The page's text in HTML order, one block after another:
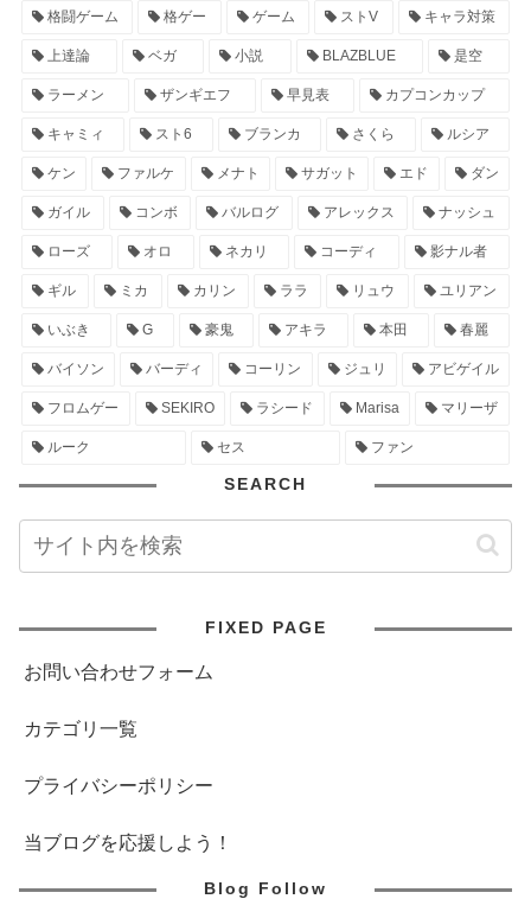
格闘ゲーム 格ゲー ゲーム ストV キャラ対策
上達論 ベガ 小説 BLAZBLUE 是空
ラーメン ザンギエフ 早見表 カプコンカップ
キャミィ スト6 ブランカ さくら ルシア
ケン ファルケ メナト サガット エド ダン
ガイル コンボ バルログ アレックス ナッシュ
ローズ オロ ネカリ コーディ 影ナル者
ギル ミカ カリン ララ リュウ ユリアン
いぶき G 豪鬼 アキラ 本田 春麗
バイソン バーディ コーリン ジュリ アビゲイル
フロムゲー SEKIRO ラシード Marisa マリーザ
ルーク セス ファン
SEARCH
FIXED PAGE
お問い合わせフォーム
カテゴリ一覧
プライバシーポリシー
当ブログを応援しよう！
Blog Follow